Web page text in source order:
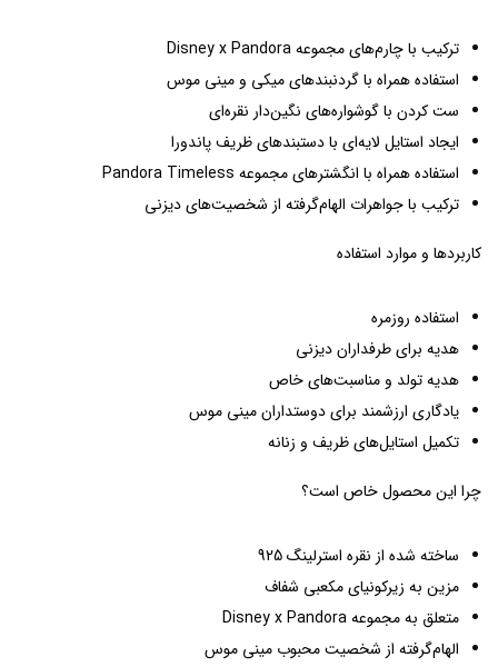
ترکیب با چارم‌های مجموعه Disney x Pandora
استفاده همراه با گردنبندهای میکی و مینی موس
ست کردن با گوشواره‌های نگین‌دار نقره‌ای
ایجاد استایل لایه‌ای با دستبندهای ظریف پاندورا
استفاده همراه با انگشترهای مجموعه Pandora Timeless
ترکیب با جواهرات الهام‌گرفته از شخصیت‌های دیزنی
کاربردها و موارد استفاده
استفاده روزمره
هدیه برای طرفداران دیزنی
هدیه تولد و مناسبت‌های خاص
یادگاری ارزشمند برای دوستداران مینی موس
تکمیل استایل‌های ظریف و زنانه
چرا این محصول خاص است؟
ساخته شده از نقره استرلینگ 925
مزین به زیرکونیای مکعبی شفاف
متعلق به مجموعه Disney x Pandora
الهام‌گرفته از شخصیت محبوب مینی موس